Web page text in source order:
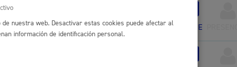
Espacio público, residuos y medioambiente
Bajas Emisiones (ZBE)
ONLINE
Derechos Humanos y Diversidad
nuestra web. Desactivar estas cookies puede afectar al
información de identificación personal.